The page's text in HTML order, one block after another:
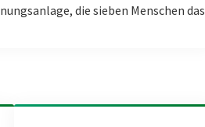
die sieben Menschen das